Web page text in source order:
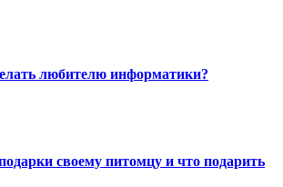
любителю информатики?
своему питомцу и что подарить